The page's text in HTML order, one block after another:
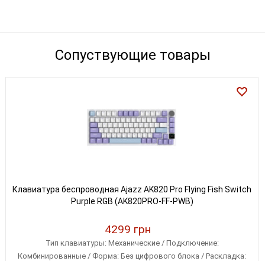
Сопуствующие товары
Клавиатура беспроводная Ajazz AK820 Pro Flying Fish Switch
Purple RGB (AK820PRO-FF-PWB)
4299 грн
Тип клавиатуры: Механические / Подключение:
Комбинированные / Форма: Без цифрового блока / Раскладка: